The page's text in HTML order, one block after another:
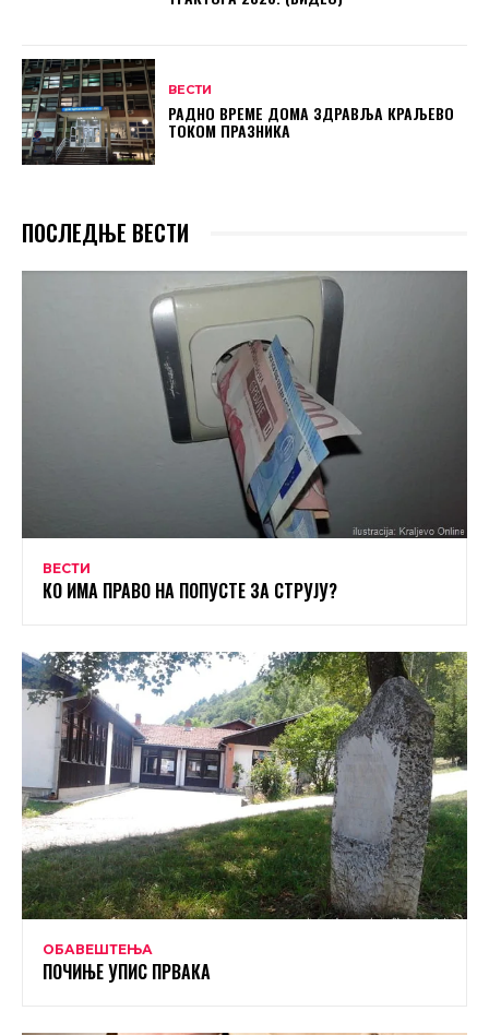
ВЕСТИ
РАДНО ВРЕМЕ ДОМА ЗДРАВЉА КРАЉЕВО
ТОКОМ ПРАЗНИКА
ПОСЛЕДЊЕ ВЕСТИ
ВЕСТИ
КО ИМА ПРАВО НА ПОПУСТЕ ЗА СТРУЈУ?
ОБАВЕШТЕЊА
ПОЧИЊЕ УПИС ПРВАКА